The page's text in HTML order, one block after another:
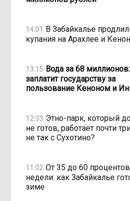
14:01 В Забайкалье
купания на Арахлее и
13:15 Вода за 68
заплатит государству за
пользование Кеноном и
12:33 Этно-парк, который
не готов, работает почти
не так с Сухотино?
11:02 От 35 до 60
недели: как Забайкалье
зиме